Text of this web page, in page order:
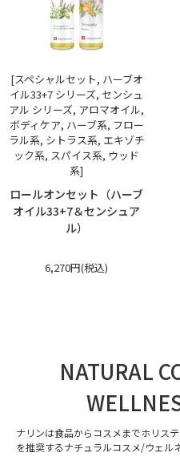
[スペシャルセット, ハーブオ
イル33+7 シリーズ, センシュ
アル シリーズ, アロマオイル,
ボディケア, ハーブ系, フロー
ラル系, シトラス系, エキゾチ
ック系, スパイス系, ウッド
系]
ロールオンセット（ハーブ
オイル33+7＆センシュア
ル）
6,270円(税込)
NATURAL
ナリンは食品からコスメまでホリス
を推奨するナチュラルコスメ/ウェル